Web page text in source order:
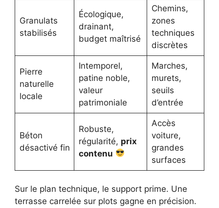
Granulats
stabilisés
Écologique,
drainant,
budget maîtrisé
Chemins,
zones
techniques
discrètes
Pierre
naturelle
locale
Intemporel,
patine noble,
valeur
patrimoniale
Marches,
murets,
seuils
d’entrée
Béton
désactivé fin
Robuste,
régularité, prix
contenu
Accès
voiture,
grandes
surfaces
Sur le plan technique, le support prime. Une
terrasse carrelée sur plots gagne en précision.